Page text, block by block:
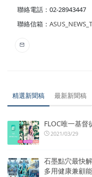
聯絡電話：02-28943447
聯絡信箱：
精選新聞稿 最新新聞稿
FLOC唯一基
2021/03/29
石墨點穴最快
多用健康兼顧